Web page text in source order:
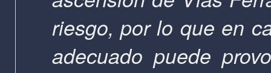
riesgo, por lo que en
adecuado puede